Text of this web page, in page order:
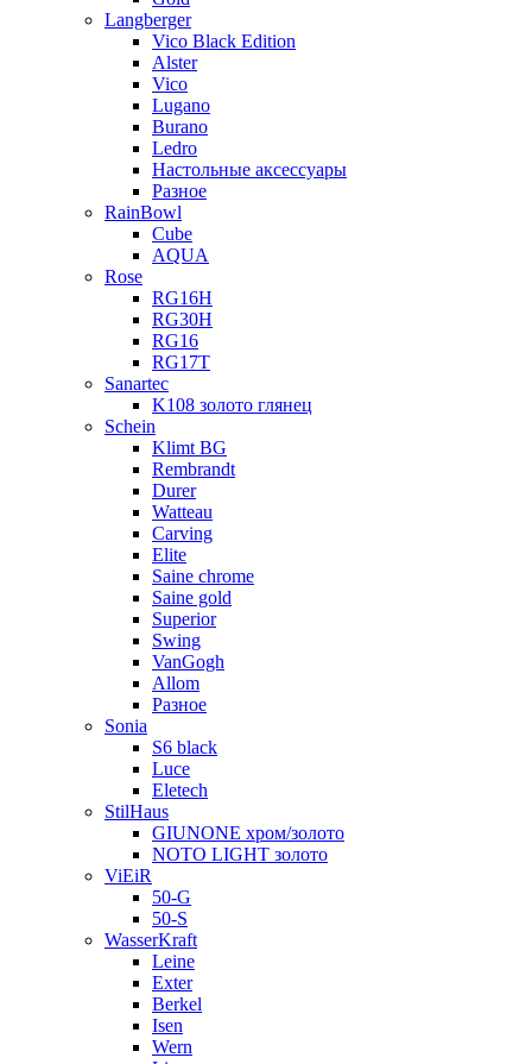
Langberger
Vico Black Edition
Alster
Vico
Lugano
Burano
Ledro
Настольные аксессуары
Разное
RainBowl
Cube
AQUA
Rose
RG16H
RG30H
RG16
RG17T
Sanartec
K108 золото глянец
Schein
Klimt BG
Rembrandt
Durer
Watteau
Carving
Elite
Saine chrome
Saine gold
Superior
Swing
VanGogh
Allom
Разное
Sonia
S6 black
Luce
Eletech
StilHaus
GIUNONE хром/золото
NOTO LIGHT золото
ViEiR
50-G
50-S
WasserKraft
Leine
Exter
Berkel
Isen
Wern